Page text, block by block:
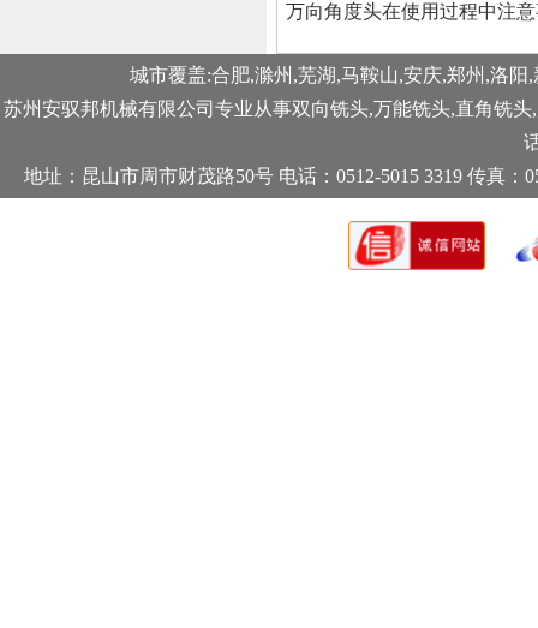
万向角度头在使用过程中注
城市覆盖:合肥,滁州,芜湖,马鞍山,安庆,郑州,洛
苏州安驭邦机械有限公司专业从事双向铣头,万能铣头,直角铣头,
地址：昆山市周市财茂路50号 电话：0512-5015 3319 传真：